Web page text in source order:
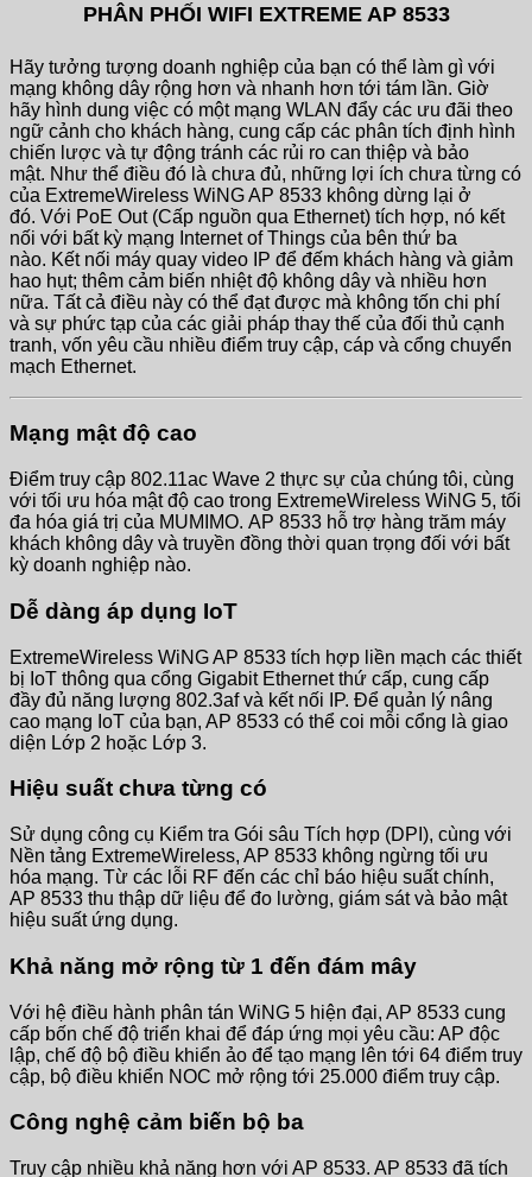
PHÂN PHỐI WIFI EXTREME AP 8533
Hãy tưởng tượng doanh nghiệp của bạn có thể làm gì với
mạng không dây rộng hơn và nhanh hơn tới tám lần. Giờ
hãy hình dung việc có một mạng WLAN đẩy các ưu đãi theo
ngữ cảnh cho khách hàng, cung cấp các phân tích định hình
chiến lược và tự động tránh các rủi ro can thiệp và bảo
mật. Như thể điều đó là chưa đủ, những lợi ích chưa từng có
của ExtremeWireless WiNG AP 8533 không dừng lại ở
đó. Với PoE Out (Cấp nguồn qua Ethernet) tích hợp, nó kết
nối với bất kỳ mạng Internet of Things của bên thứ ba
nào. Kết nối máy quay video IP để đếm khách hàng và giảm
hao hụt; thêm cảm biến nhiệt độ không dây và nhiều hơn
nữa. Tất cả điều này có thể đạt được mà không tốn chi phí
và sự phức tạp của các giải pháp thay thế của đối thủ cạnh
tranh, vốn yêu cầu nhiều điểm truy cập, cáp và cổng chuyển
mạch Ethernet.
Mạng mật độ cao
Điểm truy cập 802.11ac Wave 2 thực sự của chúng tôi, cùng
với tối ưu hóa mật độ cao trong ExtremeWireless WiNG 5, tối
đa hóa giá trị của MUMIMO. AP 8533 hỗ trợ hàng trăm máy
khách không dây và truyền đồng thời quan trọng đối với bất
kỳ doanh nghiệp nào.
Dễ dàng áp dụng IoT
ExtremeWireless WiNG AP 8533 tích hợp liền mạch các thiết
bị IoT thông qua cổng Gigabit Ethernet thứ cấp, cung cấp
đầy đủ năng lượng 802.3af và kết nối IP. Để quản lý nâng
cao mạng IoT của bạn, AP 8533 có thể coi mỗi cổng là giao
diện Lớp 2 hoặc Lớp 3.
Hiệu suất chưa từng có
Sử dụng công cụ Kiểm tra Gói sâu Tích hợp (DPI), cùng với
Nền tảng ExtremeWireless, AP 8533 không ngừng tối ưu
hóa mạng. Từ các lỗi RF đến các chỉ báo hiệu suất chính,
AP 8533 thu thập dữ liệu để đo lường, giám sát và bảo mật
hiệu suất ứng dụng.
Khả năng mở rộng từ 1 đến đám mây
Với hệ điều hành phân tán WiNG 5 hiện đại, AP 8533 cung
cấp bốn chế độ triển khai để đáp ứng mọi yêu cầu: AP độc
lập, chế độ bộ điều khiển ảo để tạo mạng lên tới 64 điểm truy
cập, bộ điều khiển NOC mở rộng tới 25.000 điểm truy cập.
Công nghệ cảm biến bộ ba
Truy cập nhiều khả năng hơn với AP 8533. AP 8533 đã tích